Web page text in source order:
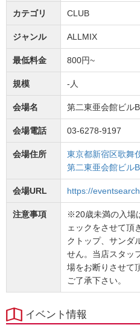
カテゴリ CLUB
ジャンル ALLMIX
最低料金 800円~
規模 -人
会場名 第二東亜会館ビル
会場電話 03-6278-9197
会場住所
東京都新宿区歌舞
第二東亜会館ビル
会場URL https://
注意事項
※20歳未満の入場
ェックをさせて頂
クトップ、サンダ
せん。当店スタッ
場をお断りさせて
ご了承下さい。
イベント情報